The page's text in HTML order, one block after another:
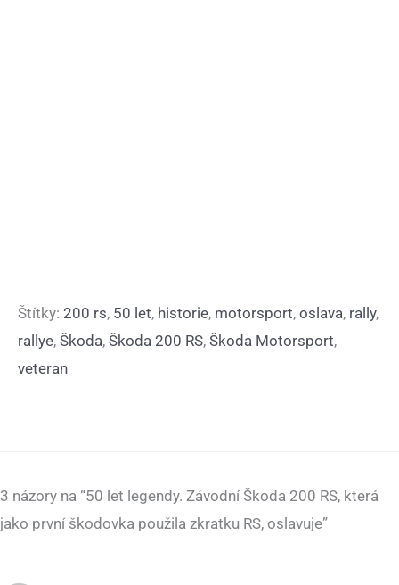
Štítky: 200 rs, 50 let, historie, motorsport, oslava, rally,
rallye, Škoda, Škoda 200 RS, Škoda Motorsport,
veteran
3 názory na “50 let legendy. Závodní Škoda 200 RS, která
jako první škodovka použila zkratku RS, oslavuje”